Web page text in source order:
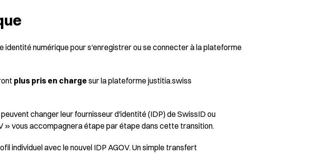
numérique pour s'enregistrer ou se connecter à la plateforme
plus pris en charge sur la plateforme justitia.swiss
peuvent changer leur fournisseur d'identité (IDP) de SwissID ou
» vous accompagnera étape par étape dans cette transition.
individuel avec le nouvel IDP AGOV.Un simple transfert